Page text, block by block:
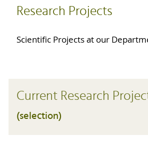
Research Projects
Scientific Projects at our
Current Research
(selection)